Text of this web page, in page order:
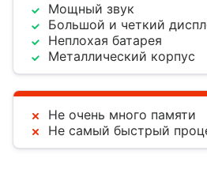
Мощный звук
Большой и четкий
Неплохая батарея
Металлический корпус
Не очень много памяти
Не самый быстрый